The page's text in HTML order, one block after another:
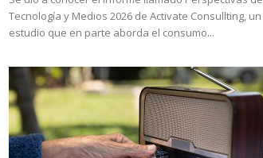
Tecnología y Medios 2026 de Activate Consullting, un
estudio que en parte aborda el consumo...